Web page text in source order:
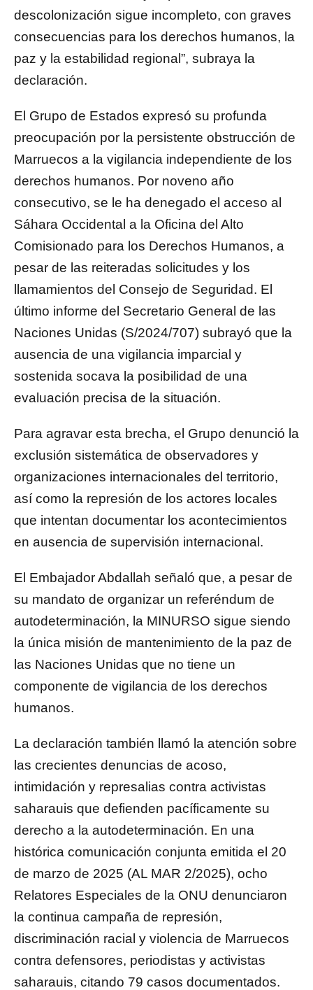
descolonización sigue incompleto, con graves
consecuencias para los derechos humanos, la
paz y la estabilidad regional”, subraya la
declaración.
El Grupo de Estados expresó su profunda
preocupación por la persistente obstrucción de
Marruecos a la vigilancia independiente de los
derechos humanos. Por noveno año
consecutivo, se le ha denegado el acceso al
Sáhara Occidental a la Oficina del Alto
Comisionado para los Derechos Humanos, a
pesar de las reiteradas solicitudes y los
llamamientos del Consejo de Seguridad. El
último informe del Secretario General de las
Naciones Unidas (S/2024/707) subrayó que la
ausencia de una vigilancia imparcial y
sostenida socava la posibilidad de una
evaluación precisa de la situación.
Para agravar esta brecha, el Grupo denunció la
exclusión sistemática de observadores y
organizaciones internacionales del territorio,
así como la represión de los actores locales
que intentan documentar los acontecimientos
en ausencia de supervisión internacional.
El Embajador Abdallah señaló que, a pesar de
su mandato de organizar un referéndum de
autodeterminación, la MINURSO sigue siendo
la única misión de mantenimiento de la paz de
las Naciones Unidas que no tiene un
componente de vigilancia de los derechos
humanos.
La declaración también llamó la atención sobre
las crecientes denuncias de acoso,
intimidación y represalias contra activistas
saharauis que defienden pacíficamente su
derecho a la autodeterminación. En una
histórica comunicación conjunta emitida el 20
de marzo de 2025 (AL MAR 2/2025), ocho
Relatores Especiales de la ONU denunciaron
la continua campaña de represión,
discriminación racial y violencia de Marruecos
contra defensores, periodistas y activistas
saharauis, citando 79 casos documentados.